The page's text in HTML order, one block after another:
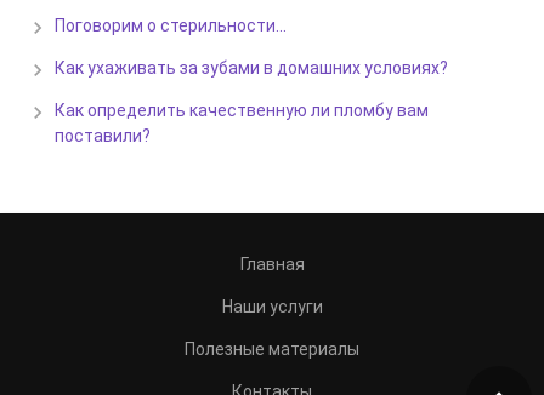
Поговорим о стерильности…
Как ухаживать за зубами в домашних условиях?
Как определить качественную ли пломбу вам
поставили?
Главная
Наши услуги
Полезные материалы